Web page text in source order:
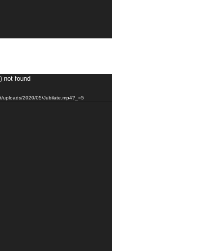
not found
uploads/2020/05/Jubilate.mp4?_=5